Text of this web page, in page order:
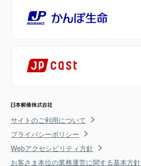
サイトのご利用について
プライバシーポリシー
Webアクセシビリティ方針
お客さま本位の業務運営に関する基本方針